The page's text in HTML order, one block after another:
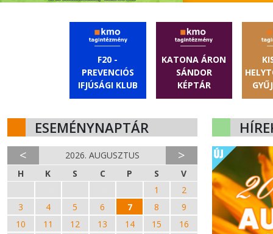
F20 -
PREVENCIÓS
IFJÚSÁGI KLUB
KATONA ÁRON
SÁNDOR
KÉPTÁR
ESEMÉNYNAPTÁR
< 2026. AUGUSZTUS >
H K S C P S
V
1
2
3
4 5 6 7 8
9
10
11 12 13 14 15
16